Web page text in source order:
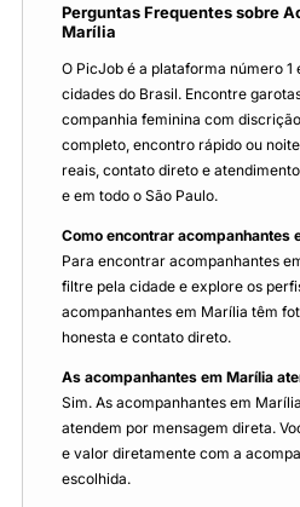
Perguntas Frequentes sobre Acompanhantes em
Marília
O PicJob é a plataforma número 1
cidades do Brasil. Encontre
companhia feminina com
completo, encontro rápido ou
reais, contato direto e
e em todo o São Paulo.
Como encontrar acompanhantes
Para encontrar acompanhantes
filtre pela cidade e explore os
acompanhantes em Marília têm
honesta e contato direto.
As acompanhantes em Marília
Sim. As acompanhantes em
atendem por mensagem direta.
e valor diretamente com a
escolhida.